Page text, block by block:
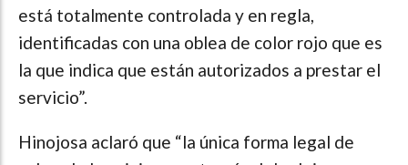
está totalmente controlada y en regla,
identificadas con una oblea de color rojo que es
la que indica que están autorizados a prestar el
servicio”.
Hinojosa aclaró que “la única forma legal de